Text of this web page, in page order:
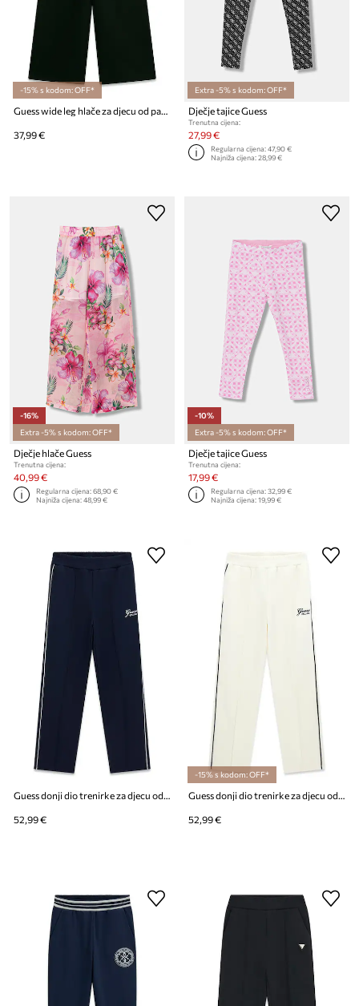
-15% s kodom: OFF*
37,99 €
Extra -5% s kodom: OFF*
Dječje tajice Guess
Trenutna cijena:
27,99 €
Regularna cijena:47,90 €
Najniža cijena:28,99 €
-16%
Extra -5% s kodom: OFF*
Dječje hlače Guess
Trenutna cijena:
40,99 €
Regularna cijena:68,90 €
Najniža cijena:48,99 €
-10%
Extra -5% s kodom: OFF*
Dječje tajice Guess
Trenutna cijena:
17,99 €
Regularna cijena:32,99 €
Najniža cijena:19,99 €
Guess donji dio trenirke za djecu od pamuka
52,99 €
-15% s kodom: OFF*
Guess donji dio trenirke za djecu od pamuka
52,99 €